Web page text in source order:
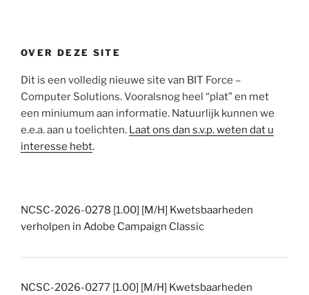
OVER DEZE SITE
Dit is een volledig nieuwe site van BIT Force –
Computer Solutions. Vooralsnog heel “plat” en met
een miniumum aan informatie. Natuurlijk kunnen we
e.e.a. aan u toelichten. Laat ons dan s.v.p. weten dat u
interesse hebt.
NCSC-2026-0278 [1.00] [M/H] Kwetsbaarheden
verholpen in Adobe Campaign Classic
NCSC-2026-0277 [1.00] [M/H] Kwetsbaarheden